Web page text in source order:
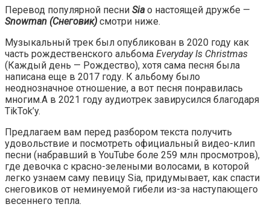
Перевод популярной песни Sia о настоящей дружбе —
Snowman (Снеговик) смотри ниже.
Музыкальный трек был опубликован в 2020 году как
часть рождественского альбома Everyday Is Christmas
(Каждый день — Рождество), хотя сама песня была
написана еще в 2017 году. К альбому было
неоднозначное отношение, а вот песня понравилась
многим.А в 2021 году аудиотрек завирусился благодаря
TikTok’y.
Предлагаем вам перед разбором текста получить
удовольствие и посмотреть официальный видео-клип
песни (набравший в YouTube боле 259 млн просмотров),
где девочка с красно-зелеными волосами, в которой
легко узнаем саму певицу Sia, придумывает, как спасти
снеговиков от неминуемой гибели из-за наступающего
весеннего тепла.